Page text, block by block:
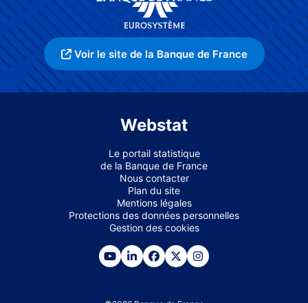
Voir le site de la Banque de France
Webstat
Le portail statistique
de la Banque de France
Nous contacter
Plan du site
Mentions légales
Protections des données personnelles
Gestion des cookies